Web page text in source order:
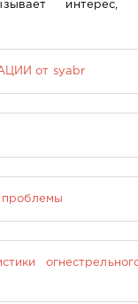
интерес,
от syabr